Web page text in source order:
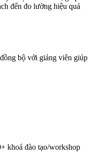
đến đo lường hiệu quả
bộ với giảng viên giúp
khoá đào tạo/workshop